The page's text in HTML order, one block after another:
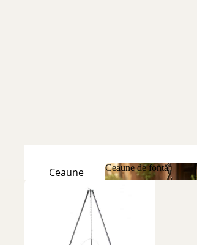
Ceaune
Ceaune
Emailate
Ceaune de fontă